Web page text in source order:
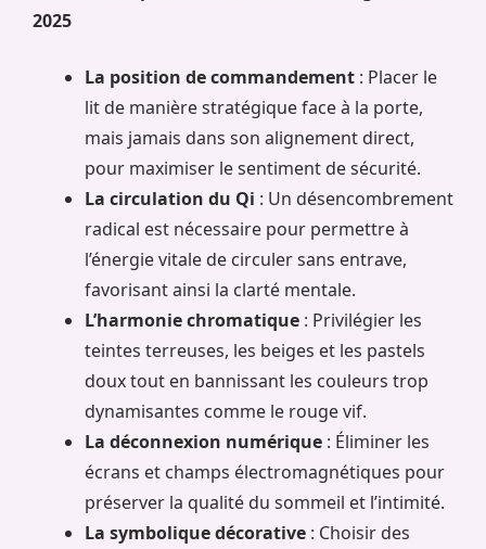
2025
La position de commandement : Placer le
lit de manière stratégique face à la porte,
mais jamais dans son alignement direct,
pour maximiser le sentiment de sécurité.
La circulation du Qi : Un désencombrement
radical est nécessaire pour permettre à
l’énergie vitale de circuler sans entrave,
favorisant ainsi la clarté mentale.
L’harmonie chromatique : Privilégier les
teintes terreuses, les beiges et les pastels
doux tout en bannissant les couleurs trop
dynamisantes comme le rouge vif.
La déconnexion numérique : Éliminer les
écrans et champs électromagnétiques pour
préserver la qualité du sommeil et l’intimité.
La symbolique décorative : Choisir des